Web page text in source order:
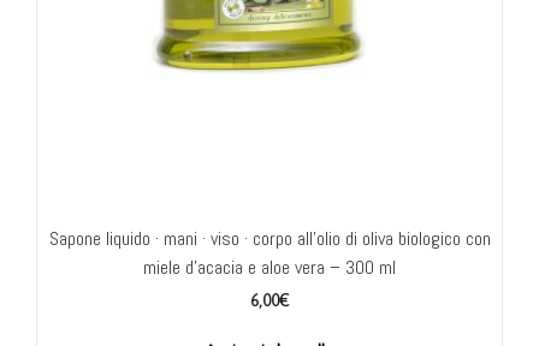
Sapone liquido · mani · viso · corpo all’olio di oliva biologico con
miele d’acacia e aloe vera – 300 ml
6,00€